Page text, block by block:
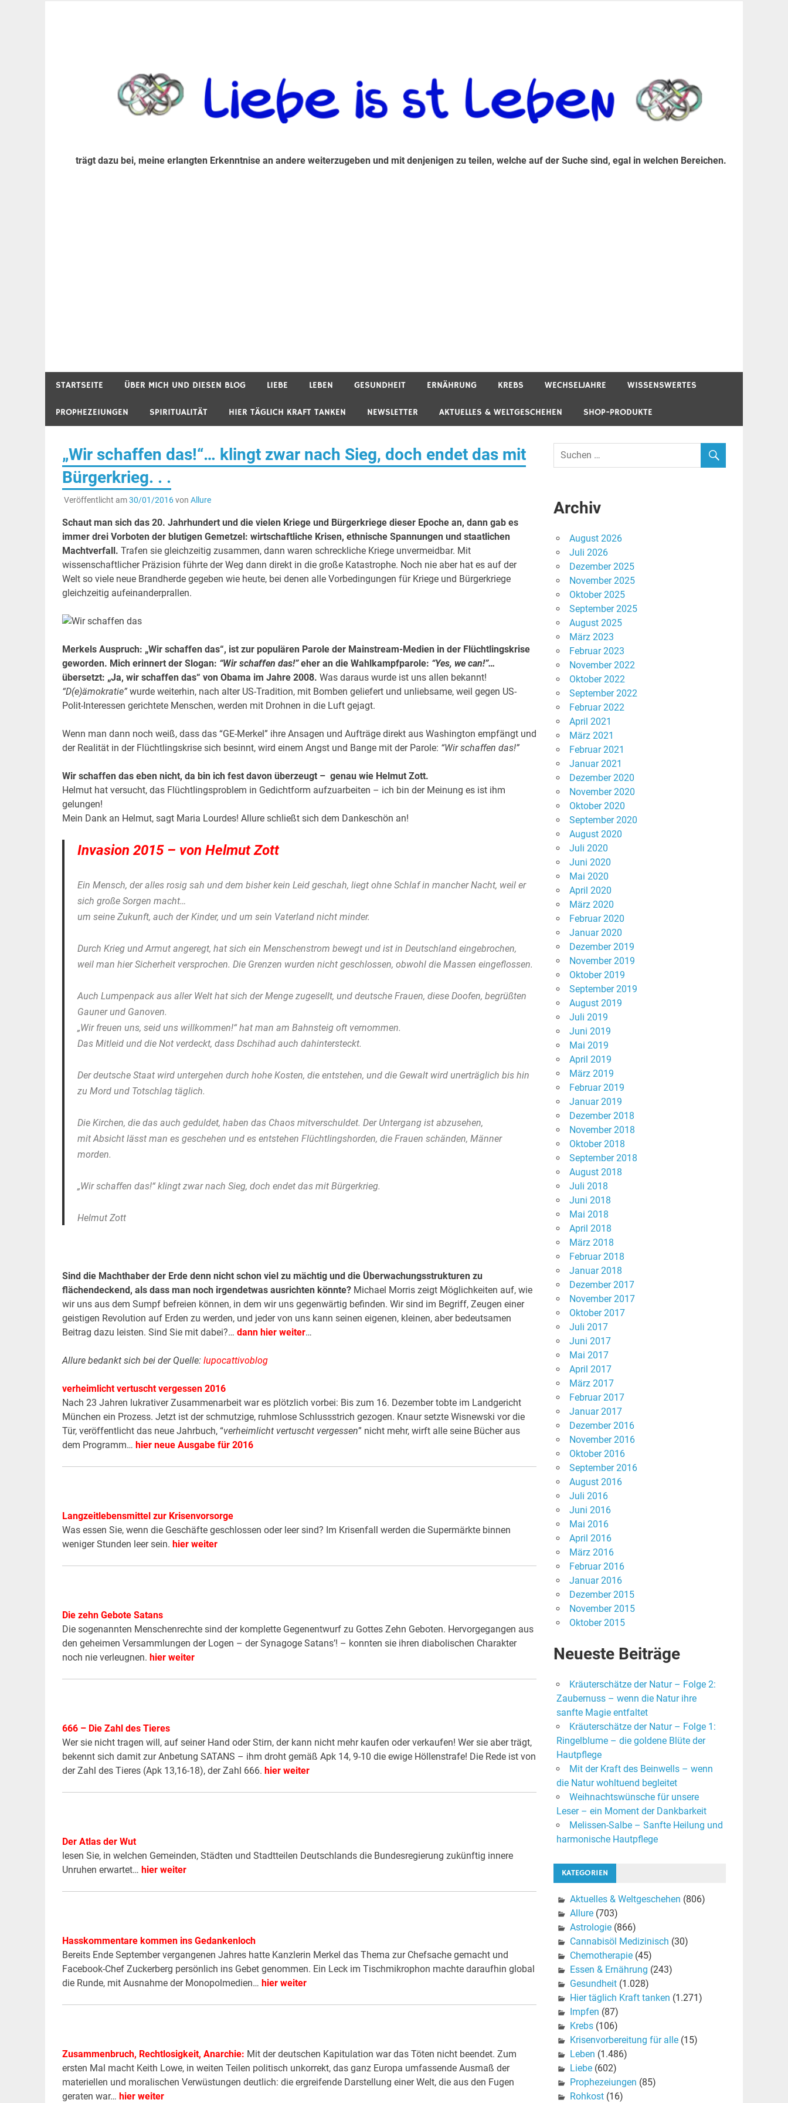
trägt dazu bei, meine erlangten Erkenntnise an andere weiterzugeben und mit denjenigen zu teilen, welche auf der Suche sind, egal in welchen Bereichen.
STARTSEITE ÜBER MICH UND DIESEN BLOG LIEBE LEBEN GESUNDHEIT ERNÄHRUNG KREBS WECHSELJAHRE WISSENSWERTES
PROPHEZEIUNGEN SPIRITUALITÄT HIER TÄGLICH KRAFT TANKEN NEWSLETTER AKTUELLES & WELTGESCHEHEN SHOP-PRODUKTE
„Wir schaffen das!“… klingt zwar nach Sieg, doch endet das mit
Bürgerkrieg. . .
Veröffentlicht am30/01/2016von Allure
Schaut man sich das 20. Jahrhundert und die vielen Kriege und Bürgerkriege dieser Epoche an, dann gab es
immer drei Vorboten der blutigen Gemetzel: wirtschaftliche Krisen, ethnische Spannungen und staatlichen
Machtverfall. Trafen sie gleichzeitig zusammen, dann waren schreckliche Kriege unvermeidbar. Mit
wissenschaftlicher Präzision führte der Weg dann direkt in die große Katastrophe. Noch nie aber hat es auf der
Welt so viele neue Brandherde gegeben wie heute, bei denen alle Vorbedingungen für Kriege und Bürgerkriege
gleichzeitig aufeinanderprallen.
Merkels Auspruch: „Wir schaffen das“, ist zur populären Parole der Mainstream-Medien in der Flüchtlingskrise
geworden. Mich erinnert der Slogan: “Wir schaffen das!”eher an die Wahlkampfparole: “Yes, we can!”…
übersetzt: „Ja, wir schaffen das“ von Obama im Jahre 2008. Was daraus wurde ist uns allen bekannt!
“D(e)ämokratie”wurde weiterhin, nach alter US-Tradition, mit Bomben geliefert und unliebsame, weil gegen US-
Polit-Interessen gerichtete Menschen, werden mit Drohnen in die Luft gejagt.
Wenn man dann noch weiß, dass das “GE-Merkel” ihre Ansagen und Aufträge direkt aus Washington empfängt und
der Realität in der Flüchtlingskrise sich besinnt, wird einem Angst und Bange mit der Parole: “Wir schaffen das!”
Wir schaffen das eben nicht, da bin ich fest davon überzeugt – genau wie Helmut Zott.
Helmut hat versucht, das Flüchtlingsproblem in Gedichtform aufzuarbeiten – ich bin der Meinung es ist ihm
gelungen!
Mein Dank an Helmut, sagt Maria Lourdes! Allure schließt sich dem Dankeschön an!
Invasion 2015 – von Helmut Zott
Ein Mensch, der alles rosig sah und dem bisher kein Leid geschah, liegt ohne Schlaf in mancher Nacht, weil er
sich große Sorgen macht…
um seine Zukunft, auch der Kinder, und um sein Vaterland nicht minder.
Durch Krieg und Armut angeregt, hat sich ein Menschenstrom bewegt und ist in Deutschland eingebrochen,
weil man hier Sicherheit versprochen. Die Grenzen wurden nicht geschlossen, obwohl die Massen eingeflossen.
Auch Lumpenpack aus aller Welt hat sich der Menge zugesellt, und deutsche Frauen, diese Doofen, begrüßten
Gauner und Ganoven.
„Wir freuen uns, seid uns willkommen!“ hat man am Bahnsteig oft vernommen.
Das Mitleid und die Not verdeckt, dass Dschihad auch dahintersteckt.
Der deutsche Staat wird untergehen durch hohe Kosten, die entstehen, und die Gewalt wird unerträglich bis hin
zu Mord und Totschlag täglich.
Die Kirchen, die das auch geduldet, haben das Chaos mitverschuldet. Der Untergang ist abzusehen,
mit Absicht lässt man es geschehen und es entstehen Flüchtlingshorden, die Frauen schänden, Männer
morden.
„Wir schaffen das!“ klingt zwar nach Sieg, doch endet das mit Bürgerkrieg.
Helmut Zott
Sind die Machthaber der Erde denn nicht schon viel zu mächtig und die Überwachungsstrukturen zu
flächendeckend, als dass man noch irgendetwas ausrichten könnte?Michael Morris zeigt Möglichkeiten auf, wie
wir uns aus dem Sumpf befreien können, in dem wir uns gegenwärtig befinden. Wir sind im Begriff, Zeugen einer
geistigen Revolution auf Erden zu werden, und jeder von uns kann seinen eigenen, kleinen, aber bedeutsamen
Beitrag dazu leisten. Sind Sie mit dabei?… dann hier weiter…
Allure bedankt sich bei der Quelle: lupocattivoblog
verheimlicht vertuscht vergessen 2016
Nach 23 Jahren lukrativer Zusammenarbeit war es plötzlich vorbei: Bis zum 16. Dezember tobte im Landgericht
München ein Prozess. Jetzt ist der schmutzige, ruhmlose Schlussstrich gezogen. Knaur setzte Wisnewski vor die
Tür, veröffentlicht das neue Jahrbuch, “verheimlicht vertuscht vergessen” nicht mehr, wirft alle seine Bücher aus
dem Programm… hier neue Ausgabe für 2016
Langzeitlebensmittel zur Krisenvorsorge
Was essen Sie, wenn die Geschäfte geschlossen oder leer sind? Im Krisenfall werden die Supermärkte binnen
weniger Stunden leer sein. hier weiter
Die zehn Gebote Satans
Die sogenannten Menschenrechte sind der komplette Gegenentwurf zu Gottes Zehn Geboten. Hervorgegangen aus
den geheimen Versammlungen der Logen – der Synagoge Satans’! – konnten sie ihren diabolischen Charakter
noch nie verleugnen. hier weiter
666 – Die Zahl des Tieres
Wer sie nicht tragen will, auf seiner Hand oder Stirn, der kann nicht mehr kaufen oder verkaufen! Wer sie aber trägt,
bekennt sich damit zur Anbetung SATANS – ihm droht gemäß Apk 14, 9-10 die ewige Höllenstrafe! Die Rede ist von
der Zahl des Tieres (Apk 13,16-18), der Zahl 666. hier weiter
Der Atlas der Wut
lesen Sie, in welchen Gemeinden, Städten und Stadtteilen Deutschlands die Bundesregierung zukünftig innere
Unruhen erwartet… hier weiter
Hasskommentare kommen ins Gedankenloch
Bereits Ende September vergangenen Jahres hatte Kanzlerin Merkel das Thema zur Chefsache gemacht und
Facebook-Chef Zuckerberg persönlich ins Gebet genommen. Ein Leck im Tischmikrophon machte daraufhin global
die Runde, mit Ausnahme der Monopolmedien… hier weiter
Zusammenbruch, Rechtlosigkeit, Anarchie: Mit der deutschen Kapitulation war das Töten nicht beendet. Zum
ersten Mal macht Keith Lowe, in weiten Teilen politisch unkorrekt, das ganz Europa umfassende Ausmaß der
materiellen und moralischen Verwüstungen deutlich: die ergreifende Darstellung einer Welt, die aus den Fugen
geraten war… hier weiter
Archiv
August 2026
Juli 2026
Dezember 2025
November 2025
Oktober 2025
September 2025
August 2025
März 2023
Februar 2023
November 2022
Oktober 2022
September 2022
Februar 2022
April 2021
März 2021
Februar 2021
Januar 2021
Dezember 2020
November 2020
Oktober 2020
September 2020
August 2020
Juli 2020
Juni 2020
Mai 2020
April 2020
März 2020
Februar 2020
Januar 2020
Dezember 2019
November 2019
Oktober 2019
September 2019
August 2019
Juli 2019
Juni 2019
Mai 2019
April 2019
März 2019
Februar 2019
Januar 2019
Dezember 2018
November 2018
Oktober 2018
September 2018
August 2018
Juli 2018
Juni 2018
Mai 2018
April 2018
März 2018
Februar 2018
Januar 2018
Dezember 2017
November 2017
Oktober 2017
Juli 2017
Juni 2017
Mai 2017
April 2017
März 2017
Februar 2017
Januar 2017
Dezember 2016
November 2016
Oktober 2016
September 2016
August 2016
Juli 2016
Juni 2016
Mai 2016
April 2016
März 2016
Februar 2016
Januar 2016
Dezember 2015
November 2015
Oktober 2015
Neueste Beiträge
Kräuterschätze der Natur – Folge 2:
Zaubernuss – wenn die Natur ihre
sanfte Magie entfaltet
Kräuterschätze der Natur – Folge 1:
Ringelblume – die goldene Blüte der
Hautpflege
Mit der Kraft des Beinwells – wenn
die Natur wohltuend begleitet
Weihnachtswünsche für unsere
Leser – ein Moment der Dankbarkeit
Melissen-Salbe – Sanfte Heilung und
harmonische Hautpflege
KATEGORIEN
Aktuelles & Weltgeschehen (806)
Allure(703)
Astrologie(866)
Cannabisöl Medizinisch (30)
Chemotherapie(45)
Essen & Ernährung (243)
Gesundheit(1.028)
Hier täglich Kraft tanken (1.271)
Impfen (87)
Krebs(106)
Krisenvorbereitung für alle(15)
Leben (1.486)
Liebe(602)
Prophezeiungen (85)
Rohkost(16)